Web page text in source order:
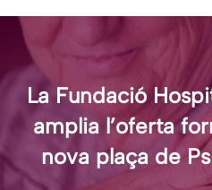
La Fundació
amplia l’oferta
nova plaça de